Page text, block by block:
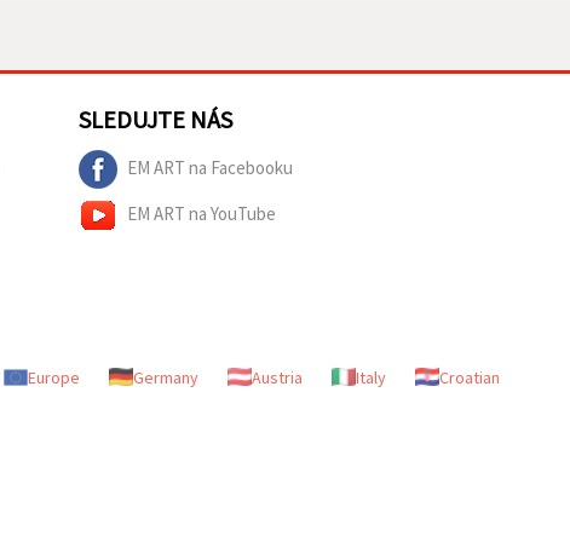
SLEDUJTE NÁS
EM ART na Facebooku
EM ART na YouTube
Europe Germany Austria Italy
Croatian